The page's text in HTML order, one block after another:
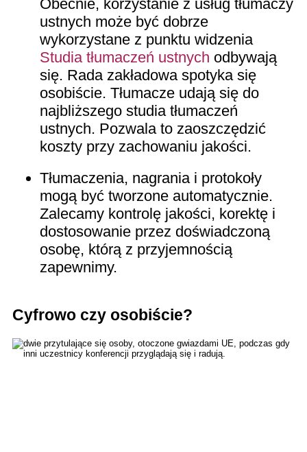
Obecnie, korzystanie z usług tłumaczy
ustnych może być dobrze
wykorzystane z punktu widzenia
Studia tłumaczeń ustnych odbywają
się. Rada zakładowa spotyka się
osobiście. Tłumacze udają się do
najbliższego studia tłumaczeń
ustnych. Pozwala to zaoszczędzić
koszty przy zachowaniu jakości.
Tłumaczenia, nagrania i protokoły
mogą być tworzone automatycznie.
Zalecamy kontrolę jakości, korektę i
dostosowanie przez doświadczoną
osobę, którą z przyjemnością
zapewnimy.
Cyfrowo czy osobiście?